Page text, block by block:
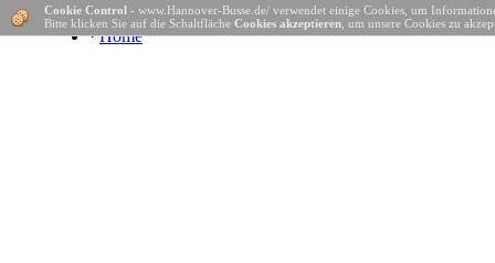
· Home
Cookie Control - www.Hannover-Busse.de/ verwendet einige Cookies, um
Bitte klicken Sie auf die Schaltfläche Cookies akzeptieren , um unsere Cookies zu